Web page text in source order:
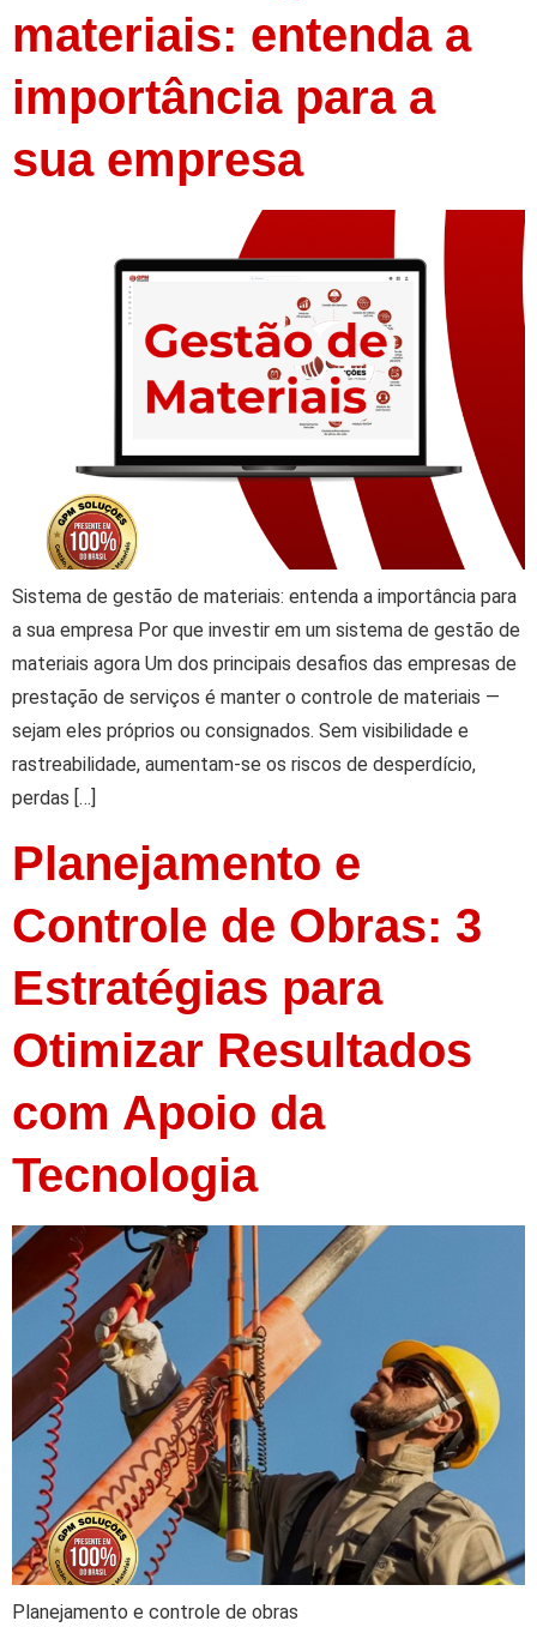
materiais: entenda a
importância para a
sua empresa
Sistema de gestão de materiais: entenda a importância para
a sua empresa Por que investir em um sistema de gestão de
materiais agora Um dos principais desafios das empresas de
prestação de serviços é manter o controle de materiais —
sejam eles próprios ou consignados. Sem visibilidade e
rastreabilidade, aumentam-se os riscos de desperdício,
perdas […]
Planejamento e
Controle de Obras: 3
Estratégias para
Otimizar Resultados
com Apoio da
Tecnologia
Planejamento e controle de obras